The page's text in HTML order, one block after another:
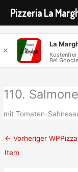
Inhalt
springen
110. Salmone
mit Tomaten-
← Vorheriger
Item
Pizzeria La
✕
La
Kostenfrei
Bei